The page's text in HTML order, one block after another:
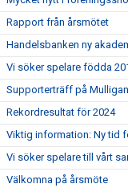
Rapport från årsmötet
Handelsbanken ny
Vi söker spelare födda
Supporterträff på
Rekordresultat för 2024
Viktig information: Ny tid
Vi söker spelare till vårt
Välkomna på årsmöte